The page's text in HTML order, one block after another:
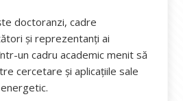
doctoranzi, cadre
și reprezentanți ai
un cadru academic menit să
cercetare și aplicațiile sale